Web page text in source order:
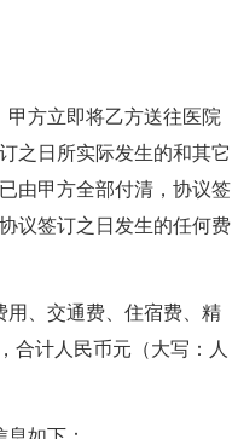
方立即将乙方送往医院
之日所实际发生的和其它
由甲方全部付清，协议签
议签订之日发生的任何费
、交通费、住宿费、精
合计人民币元（大写：人